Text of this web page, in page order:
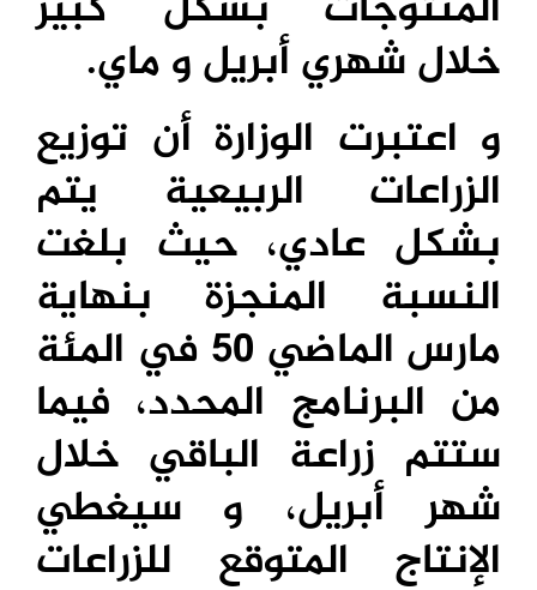
خلال شهري أبريل و ماي.
و اعتبرت الوزارة أن توزيع
الزراعات الربيعية يتم
بشكل عادي، حيث بلغت
النسبة المنجزة بنهاية
مارس الماضي 50 في المئة
من البرنامج المحدد، فيما
ستتم زراعة الباقي خلال
شهر أبريل، و سيغطي
الإنتاج المتوقع للزراعات